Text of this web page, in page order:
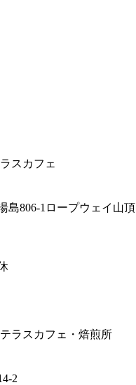
スカフェ
島806-1ロープウェイ山頂
ラスカフェ・焙煎所
2